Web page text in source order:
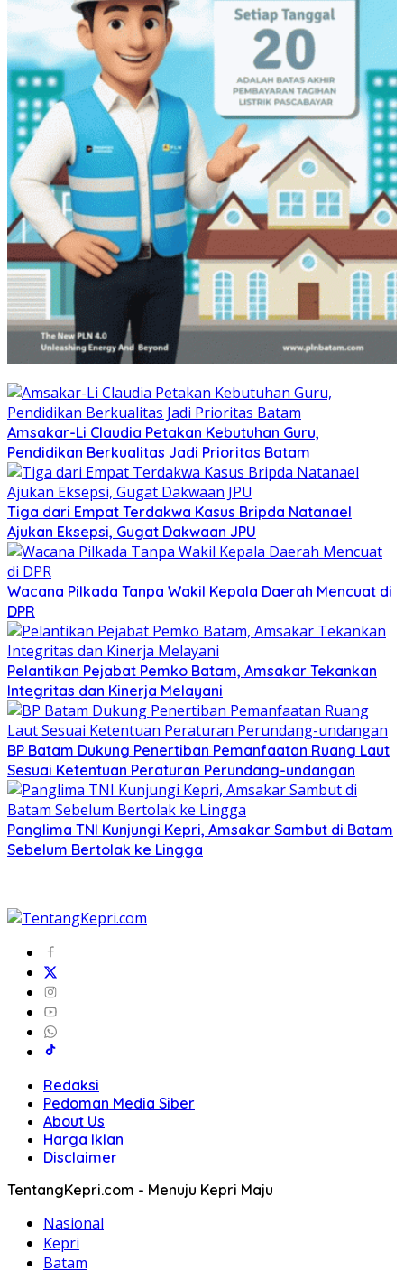
Amsakar-Li Claudia Petakan Kebutuhan Guru,
Pendidikan Berkualitas Jadi Prioritas Batam
Tiga dari Empat Terdakwa Kasus Bripda Natanael
Ajukan Eksepsi, Gugat Dakwaan JPU
Wacana Pilkada Tanpa Wakil Kepala Daerah Mencuat di
DPR
Pelantikan Pejabat Pemko Batam, Amsakar Tekankan
Integritas dan Kinerja Melayani
BP Batam Dukung Penertiban Pemanfaatan Ruang Laut
Sesuai Ketentuan Peraturan Perundang-undangan
Panglima TNI Kunjungi Kepri, Amsakar Sambut di Batam
Sebelum Bertolak ke Lingga
Redaksi
Pedoman Media Siber
About Us
Harga Iklan
Disclaimer
TentangKepri.com - Menuju Kepri Maju
Nasional
Kepri
Batam